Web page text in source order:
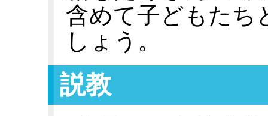
含めて子どもたち
しょう。
説教